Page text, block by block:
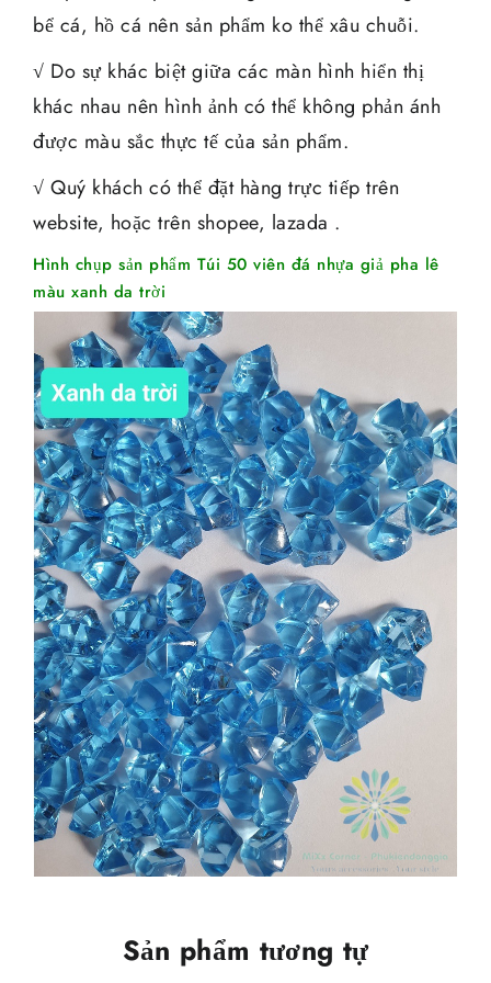
bể cá, hồ cá nên sản phẩm ko thể xâu chuỗi.
√ Do sự khác biệt giữa các màn hình hiển thị
khác nhau nên hình ảnh có thể không phản ánh
được màu sắc thực tế của sản phẩm.
√ Quý khách có thể đặt hàng trực tiếp trên
website, hoặc trên shopee, lazada .
Hình chụp sản phẩm Túi 50 viên đá nhựa giả pha lê
màu xanh da trời
Sản phẩm tương tự